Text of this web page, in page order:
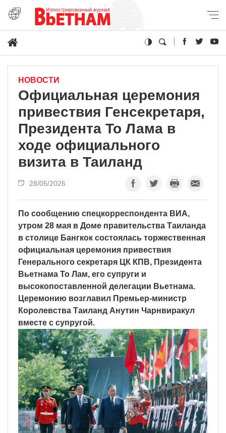
НОВОСТИ
Официальная церемония
привествия Генсекретаря,
Президента То Лама в
ходе официального
визита в Таиланд
28/05/2026
По сообщению спецкорреспондента ВИА,
утром 28 мая в Доме правительства Таиланда
в столице Бангкок состоялась торжественная
официальная церемония привествия
Генерального секретаря ЦК КПВ, Президента
Вьетнама То Лам, его супруги и
высокопоставленной делегации Вьетнама.
Церемонию возглавил Премьер-министр
Королевства Таиланд Анутин Чарнвиракул
вместе с супругой.